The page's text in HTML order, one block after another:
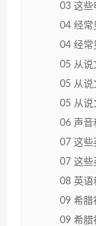
03 这些
04 经常
04 经常
05 从说
05 从说
05 从说
06 声音
07 这些
07 这些
08 英语
09 希腊
09 希腊